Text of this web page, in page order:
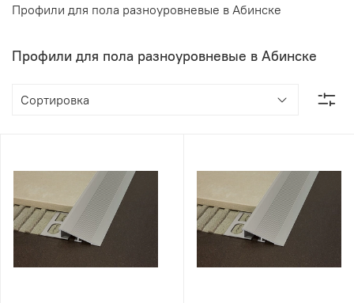
Профили для пола разноуровневые в Абинске
Профили для пола разноуровневые в Абинске